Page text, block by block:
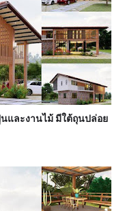
และงานไม้ มีใต้ถุนปล่อย